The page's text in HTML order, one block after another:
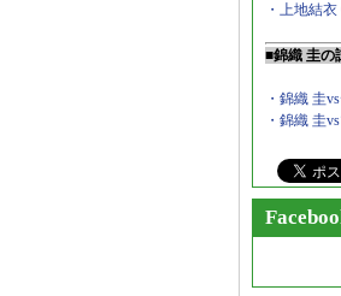
・上地結
■錦織 圭
・錦織 圭
・錦織 圭